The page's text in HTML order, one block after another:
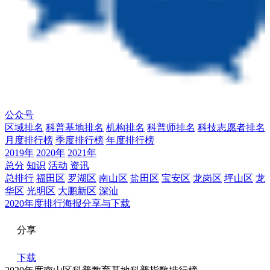
公众号
区域排名 科普基地排名 机构排名 科普师排名 科技志愿者排名
月度排行榜 季度排行榜 年度排行榜
2019年 2020年 2021年
总分 知识 活动 资讯
总排行 福田区 罗湖区 南山区 盐田区 宝安区 龙岗区 坪山区 龙
华区 光明区 大鹏新区 深汕
2020年度排行海报分享与下载
分享
下载